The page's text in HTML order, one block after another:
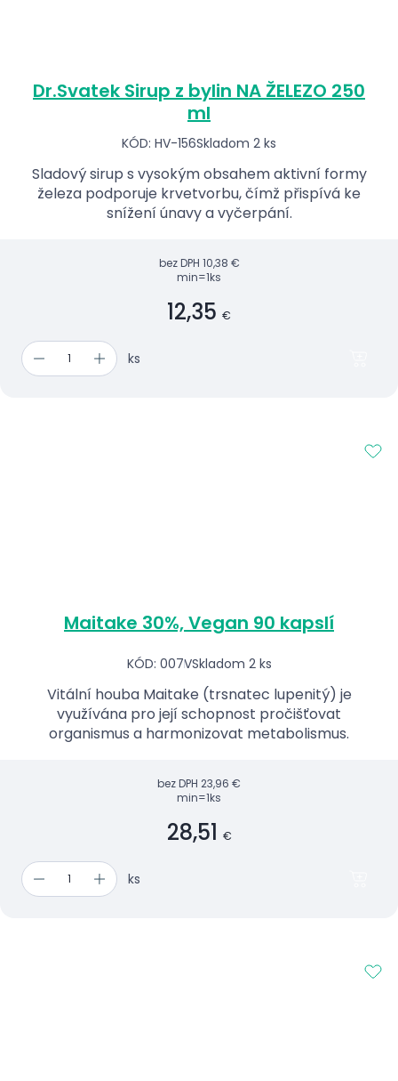
Dr.Svatek Sirup z bylin NA ŽELEZO 250
ml
KÓD: HV-156Skladom 2 ks
Sladový sirup s vysokým obsahem aktivní formy
železa podporuje krvetvorbu, čímž přispívá ke
snížení únavy a vyčerpání.
bez DPH 10,38 €
min=1ks
12,35 €
ks
Maitake 30%, Vegan 90 kapslí
KÓD: 007VSkladom 2 ks
Vitální houba Maitake (trsnatec lupenitý) je
využívána pro její schopnost pročišťovat
organismus a harmonizovat metabolismus.
bez DPH 23,96 €
min=1ks
28,51 €
ks